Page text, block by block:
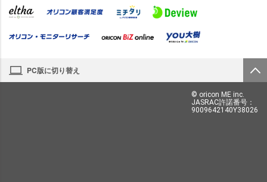
PC版に切り替え
© oricon ME inc.
JASRAC許諾番号：
9009642140Y38026